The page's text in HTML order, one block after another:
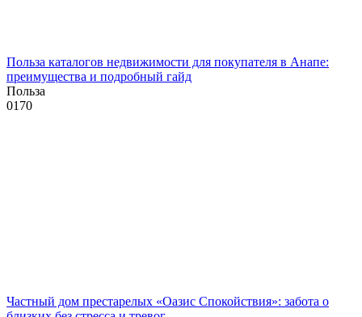
Польза каталогов недвижимости для покупателя в Анапе:
преимущества и подробный гайд
Польза
0170
Частный дом престарелых «Оазис Спокойствия»: забота о